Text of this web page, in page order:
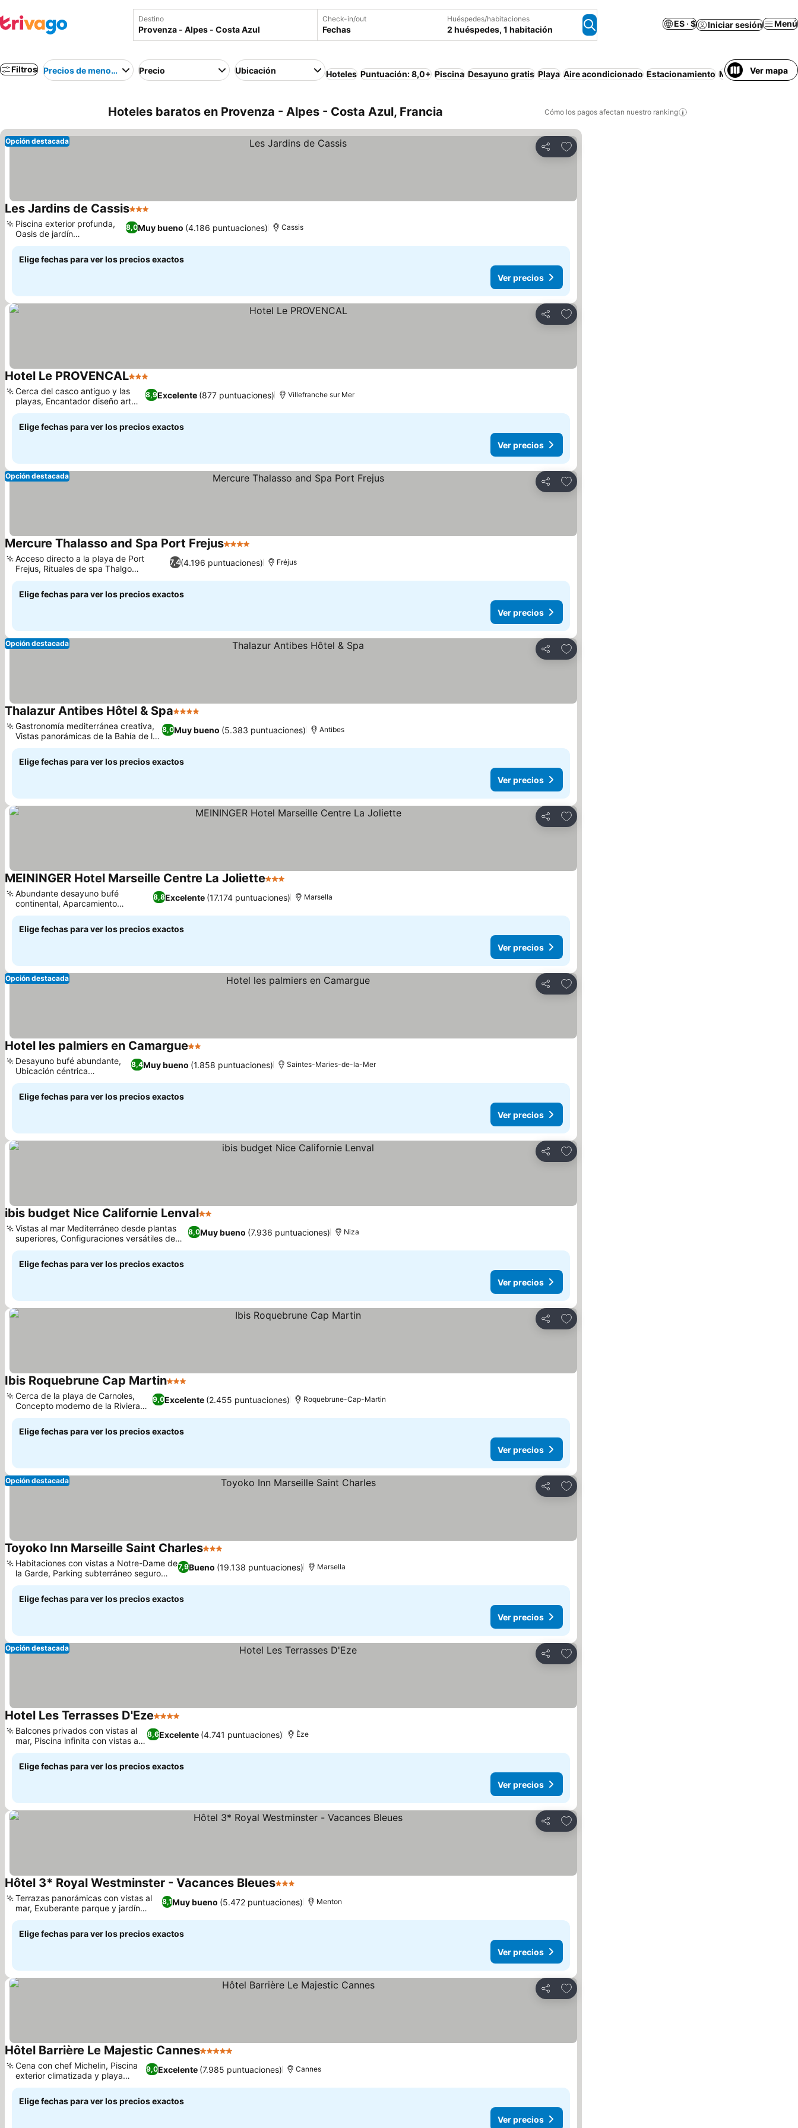
Destino Check-in/out
Fechas
Huéspedes/habitaciones
2 huéspedes, 1 habitación
ES · $ Iniciar sesión Menú
Filtros Precios de menor a mayorPrecio Ubicación Hoteles Puntuación: 8,0+ Piscina Desayuno gratis Playa Aire acondicionado Estacionamiento Media pensión
Ver mapa
Hoteles baratos en Provenza - Alpes - Costa Azul, Francia Cómo los pagos afectan nuestro ranking
Compartir
Agregar a favoritos
Opción destacada
Les Jardins de Cassis3 Estrellas
8,0Muy bueno (4.186 puntuaciones)
Piscina exterior profunda,
Oasis de jardín
mediterráneo
Cassis
Elige fechas para ver los precios exactos
Ver precios
Compartir
Agregar a favoritos
Hotel Le PROVENCAL3 Estrellas
8,9Excelente (877 puntuaciones)
Cerca del casco antiguo y las
playas, Encantador diseño art
déco
Villefranche sur Mer
Elige fechas para ver los precios exactos
Ver precios
Compartir
Agregar a favoritos
Opción destacada
Mercure Thalasso and Spa Port Frejus4 Estrellas
7,4(4.196 puntuaciones)
Acceso directo a la playa de Port
Frejus, Rituales de spa Thalgo
exclusivos
Fréjus
Elige fechas para ver los precios exactos
Ver precios
Compartir
Agregar a favoritos
Opción destacada
Thalazur Antibes Hôtel & Spa4 Estrellas
8,0Muy bueno (5.383 puntuaciones)
Gastronomía mediterránea creativa,
Vistas panorámicas de la Bahía de los
Ángeles
Antibes
Elige fechas para ver los precios exactos
Ver precios
Compartir
Agregar a favoritos
MEININGER Hotel Marseille Centre La Joliette3 Estrellas
8,8Excelente (17.174 puntuaciones)
Abundante desayuno bufé
continental, Aparcamiento
subterráneo seguro
Marsella
Elige fechas para ver los precios exactos
Ver precios
Compartir
Agregar a favoritos
Opción destacada
Hotel les palmiers en Camargue2 Estrellas
8,4Muy bueno (1.858 puntuaciones)
Desayuno bufé abundante,
Ubicación céntrica
privilegiada
Saintes-Maries-de-la-Mer
Elige fechas para ver los precios exactos
Ver precios
Compartir
Agregar a favoritos
ibis budget Nice Californie Lenval2 Estrellas
8,0Muy bueno (7.936 puntuaciones)
Vistas al mar Mediterráneo desde plantas
superiores, Configuraciones versátiles de
habitaciones familiares
Niza
Elige fechas para ver los precios exactos
Ver precios
Compartir
Agregar a favoritos
Ibis Roquebrune Cap Martin3 Estrellas
9,0Excelente (2.455 puntuaciones)
Cerca de la playa de Carnoles,
Concepto moderno de la Riviera
Francesa
Roquebrune-Cap-Martin
Elige fechas para ver los precios exactos
Ver precios
Compartir
Agregar a favoritos
Opción destacada
Toyoko Inn Marseille Saint Charles3 Estrellas
7,9Bueno (19.138 puntuaciones)
Habitaciones con vistas a Notre-Dame de
la Garde, Parking subterráneo seguro
disponible
Marsella
Elige fechas para ver los precios exactos
Ver precios
Compartir
Agregar a favoritos
Opción destacada
Hotel Les Terrasses D'Eze4 Estrellas
8,6Excelente (4.741 puntuaciones)
Balcones privados con vistas al
mar, Piscina infinita con vistas al
mar
Èze
Elige fechas para ver los precios exactos
Ver precios
Compartir
Agregar a favoritos
Hôtel 3* Royal Westminster - Vacances Bleues3 Estrellas
8,1Muy bueno (5.472 puntuaciones)
Terrazas panorámicas con vistas al
mar, Exuberante parque y jardín
mediterráneo
Menton
Elige fechas para ver los precios exactos
Ver precios
Compartir
Agregar a favoritos
Hôtel Barrière Le Majestic Cannes5 Estrellas
9,0Excelente (7.985 puntuaciones)
Cena con chef Michelin, Piscina
exterior climatizada y playa
privada
Cannes
Elige fechas para ver los precios exactos
Ver precios